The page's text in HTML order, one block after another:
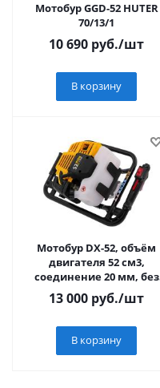
Мотобур GGD-52 HUTER
70/13/1
10 690 руб./шт
В корзину
Мотобур DX-52, объём
двигателя 52 см3,
соединение 20 мм, без
шнека// Denzel
13 000 руб./шт
В корзину